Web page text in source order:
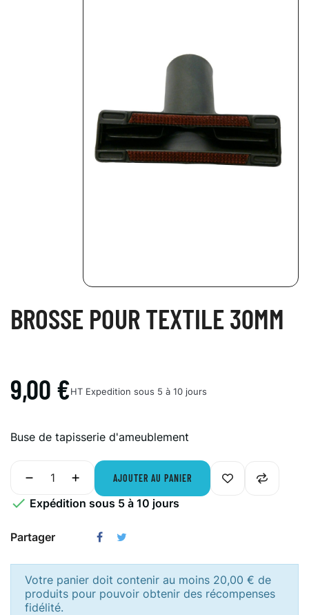
BROSSE POUR TEXTILE 30MM
9,00 €HT Expedition sous 5 à 10 jours
Buse de tapisserie d'ameublement
AJOUTER AU PANIER
 Expédition sous 5 à 10 jours
Partager
Votre panier doit contenir au moins 20,00 € de
produits pour pouvoir obtenir des récompenses
fidélité.